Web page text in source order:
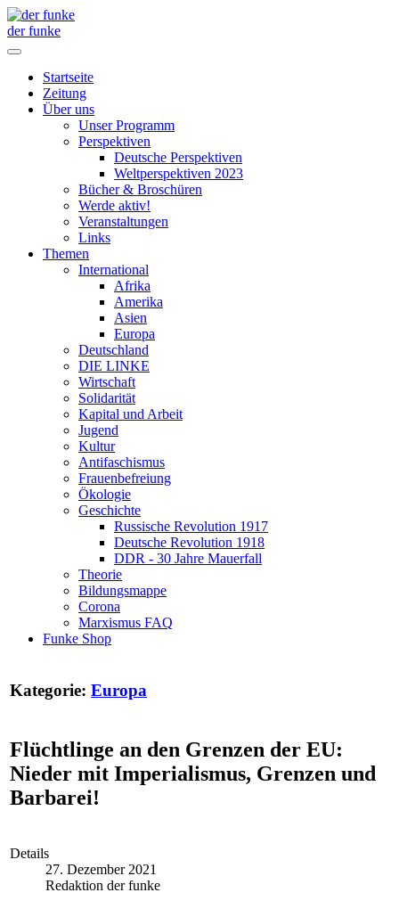
der funke
Startseite
Zeitung
Über uns
Unser Programm
Perspektiven
Deutsche Perspektiven
Weltperspektiven 2023
Bücher & Broschüren
Werde aktiv!
Veranstaltungen
Links
Themen
International
Afrika
Amerika
Asien
Europa
Deutschland
DIE LINKE
Wirtschaft
Solidarität
Kapital und Arbeit
Jugend
Kultur
Antifaschismus
Frauenbefreiung
Ökologie
Geschichte
Russische Revolution 1917
Deutsche Revolution 1918
DDR - 30 Jahre Mauerfall
Theorie
Bildungsmappe
Corona
Marxismus FAQ
Funke Shop
Kategorie: Europa
Flüchtlinge an den Grenzen der EU:
Nieder mit Imperialismus, Grenzen und
Barbarei!
Details
27. Dezember 2021
Redaktion der funke